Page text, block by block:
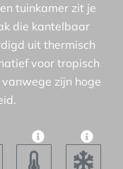
tuinkamer zit je
die kantelbaar
uit thermisch
voor tropisch
zijn hoge